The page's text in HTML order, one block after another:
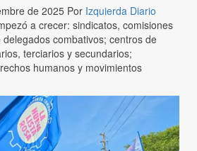
de 2025 Por Izquierda Diario
a crecer: sindicatos, comisiones
combativos; centros de
terciarios y secundarios;
humanos y movimientos